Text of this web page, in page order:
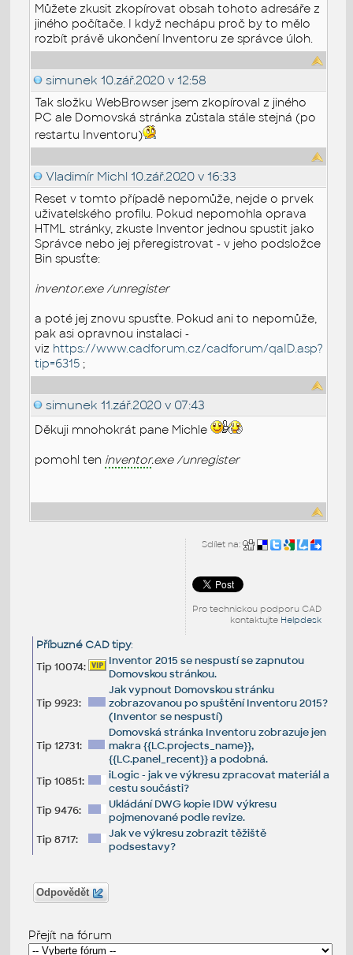
Můžete zkusit zkopírovat obsah tohoto adresáře z
jiného počítače. I když nechápu proč by to mělo
rozbít právě ukončení Inventoru ze správce úloh.
simunek 10.zář.2020 v 12:58
Tak složku WebBrowser jsem zkopíroval z jiného
PC ale Domovská stránka zůstala stále stejná (po
restartu Inventoru)
Vladimír Michl 10.zář.2020 v 16:33
Reset v tomto případě nepomůže, nejde o prvek
uživatelského profilu. Pokud nepomohla oprava
HTML stránky, zkuste Inventor jednou spustit jako
Správce nebo jej přeregistrovat - v jeho podsložce
Bin spusťte:
inventor.exe /unregister
a poté jej znovu spusťte. Pokud ani to nepomůže,
pak asi opravnou instalaci -
viz https://www.cadforum.cz/cadforum/qaID.asp?
tip=6315;
simunek 11.zář.2020 v 07:43
Děkuji mnohokrát pane Michle
pomohl ten inventor.exe /unregister
Sdílet na:
Pro technickou podporu CAD
kontaktujte Helpdesk
Příbuzné CAD tipy:
Tip 10074:
Inventor 2015 se nespustí se zapnutou
Domovskou stránkou.
Tip 9923:
Jak vypnout Domovskou stránku
zobrazovanou po spuštění Inventoru 2015?
(Inventor se nespustí)
Tip 12731:
Domovská stránka Inventoru zobrazuje jen
makra {{LC.projects_name}},
{{LC.panel_recent}} a podobná.
Tip 10851:
iLogic - jak ve výkresu zpracovat materiál a
cestu součásti?
Tip 9476:
Ukládání DWG kopie IDW výkresu
pojmenované podle revize.
Tip 8717:
Jak ve výkresu zobrazit těžiště
podsestavy?
Odpovědět
Přejít na fórum